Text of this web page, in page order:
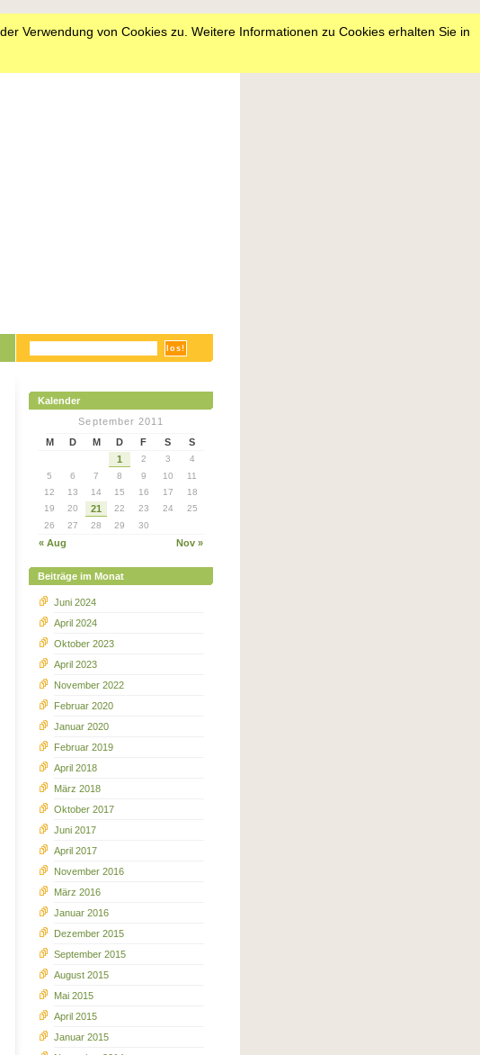
Verwendung von Cookies zu. Weitere Informationen zu Cookies erhalten Sie in
Kalender
September 2011
M
D M D F S S
« Aug Nov »
1 2 3
4
5
6 7 8 9 10
11
12
13 14 15 16 17
18
19
20 21 22 23 24
25
26
27 28 29 30
Beiträge im Monat
Juni 2024
April 2024
Oktober 2023
April 2023
November 2022
Februar 2020
Januar 2020
Februar 2019
April 2018
März 2018
Oktober 2017
Juni 2017
April 2017
November 2016
März 2016
Januar 2016
Dezember 2015
September 2015
August 2015
Mai 2015
April 2015
Januar 2015